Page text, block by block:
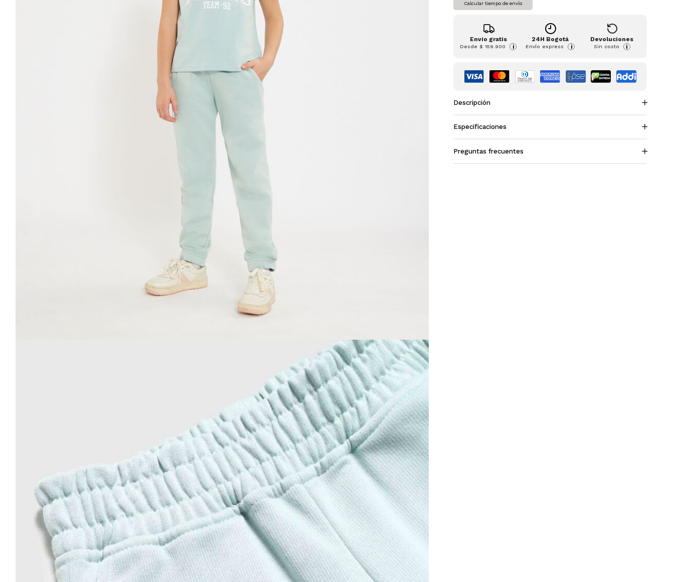
Calcular tiempo de envío
Envío gratis
Desde $ 159.900 i
24H Bogotá
Envío express i
Devoluciones
Sin costo i
Descripción
Especificaciones
Preguntas frecuentes